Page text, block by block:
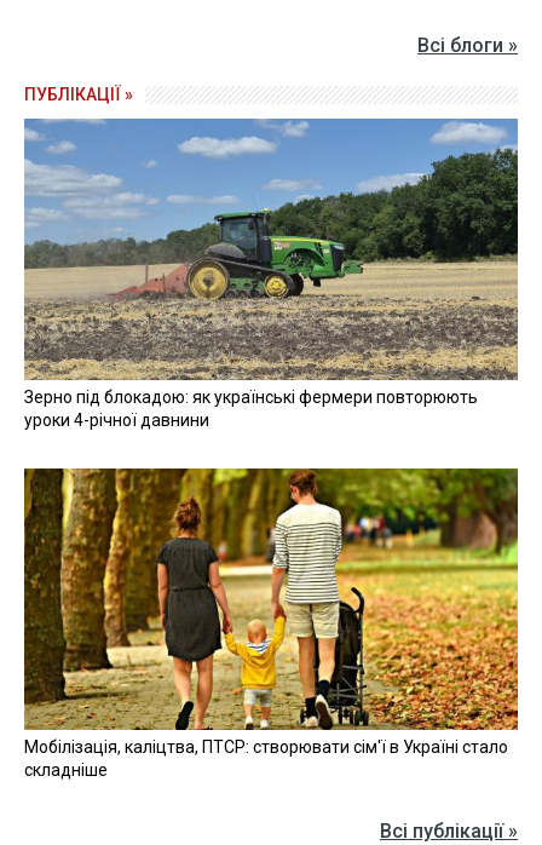
Всі блоги »
ПУБЛІКАЦІЇ »
Зерно під блокадою: як українські фермери повторюють
уроки 4-річної давнини
Мобілізація, каліцтва, ПТСР: створювати сім'ї в Україні стало
складніше
Всі публікації »